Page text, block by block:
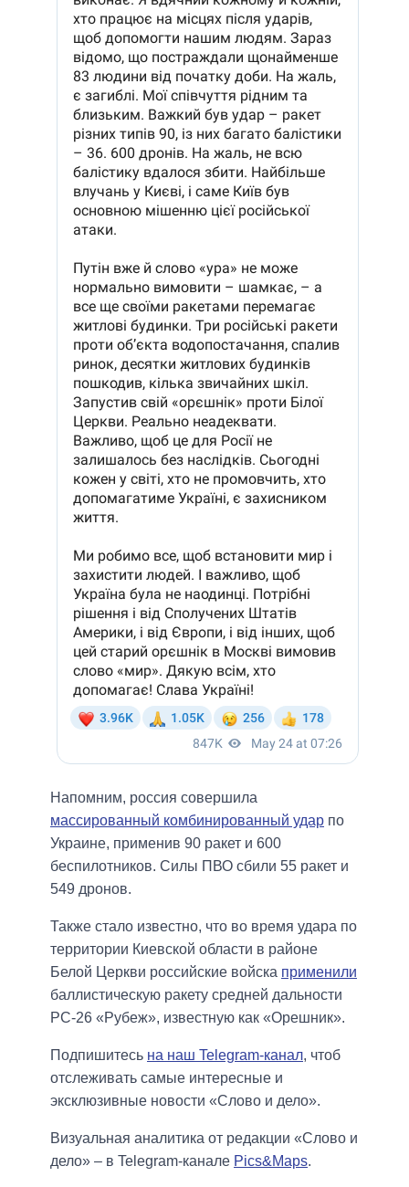
Напомним, россия совершила
массированный комбинированный удар по
Украине, применив 90 ракет и 600
беспилотников. Силы ПВО сбили 55 ракет и
549 дронов.
Также стало известно, что во время удара по
территории Киевской области в районе
Белой Церкви российские войска применили
баллистическую ракету средней дальности
РС-26 «Рубеж», известную как «Орешник».
Подпишитесь на наш Telegram-канал, чтоб
отслеживать самые интересные и
эксклюзивные новости «Слово и дело».
Визуальная аналитика от редакции «Слово и
дело» – в Telegram-канале Pics&Maps.